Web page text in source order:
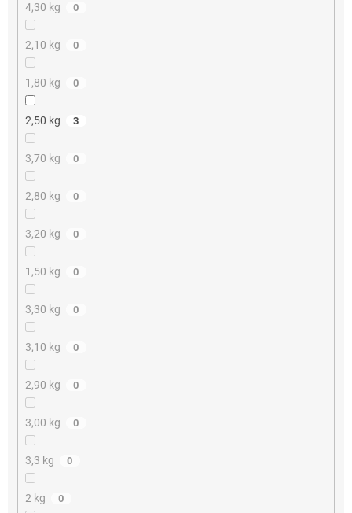
4,30 kg 0
2,10 kg 0
1,80 kg 0
2,50 kg 3
3,70 kg 0
2,80 kg 0
3,20 kg 0
1,50 kg 0
3,30 kg 0
3,10 kg 0
2,90 kg 0
3,00 kg 0
3,3 kg 0
2 kg 0